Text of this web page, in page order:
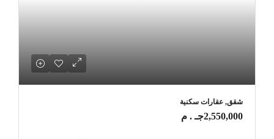
شقق, عقارات سكنية
2,550,000جـ . م